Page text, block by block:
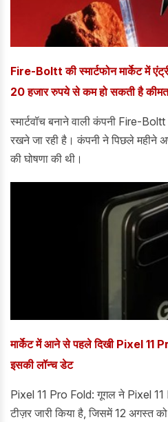
Fire-Boltt की स्मार्टफोन मार्केट में
20 हजार रुपये से कम हो सकती है कीमत
स्मार्टवॉच बनाने वाली कंपनी Fire-
रखने जा रही है। कंपनी ने पिछले महीने
की घोषणा की थी।
मार्केट में आने से पहले दिखी Pixel 11
इसकी लॉन्च डेट
Pixel 11 Pro Fold: गूगल ने Pixel 11
टीज़र जारी किया है, जिसमें 12 अगस्त